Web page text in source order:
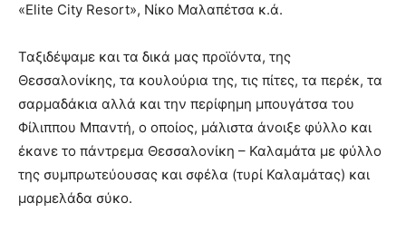
«Elite City Resort», Νίκο Μαλαπέτσα κ.ά.
Ταξιδέψαμε και τα δικά μας προϊόντα, της
Θεσσαλονίκης, τα κουλούρια της, τις πίτες, τα περέκ, τα
σαρμαδάκια αλλά και την περίφημη μπουγάτσα του
Φίλιππου Μπαντή, ο οποίος, μάλιστα άνοιξε φύλλο και
έκανε το πάντρεμα Θεσσαλονίκη – Καλαμάτα με φύλλο
της συμπρωτεύουσας και σφέλα (τυρί Καλαμάτας) και
μαρμελάδα σύκο.